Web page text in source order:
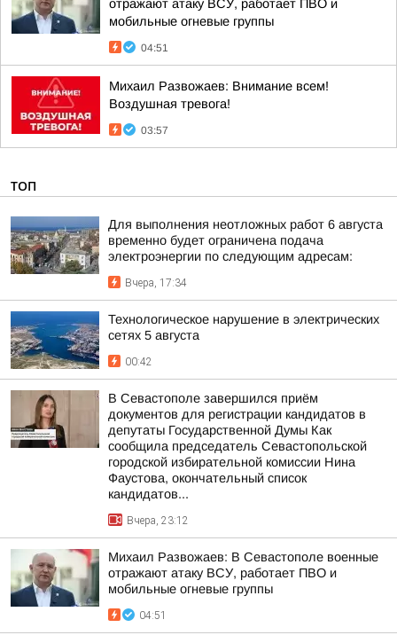
отражают атаку ВСУ, работает ПВО и
мобильные огневые группы
04:51
Михаил Развожаев: Внимание всем!
Воздушная тревога!
03:57
ТОП
Для выполнения неотложных работ 6 августа
временно будет ограничена подача
электроэнергии по следующим адресам:
Вчера, 17:34
Технологическое нарушение в электрических
сетях 5 августа
00:42
В Севастополе завершился приём
документов для регистрации кандидатов в
депутаты Государственной Думы Как
сообщила председатель Севастопольской
городской избирательной комиссии Нина
Фаустова, окончательный список
кандидатов...
Вчера, 23:12
Михаил Развожаев: В Севастополе военные
отражают атаку ВСУ, работает ПВО и
мобильные огневые группы
04:51